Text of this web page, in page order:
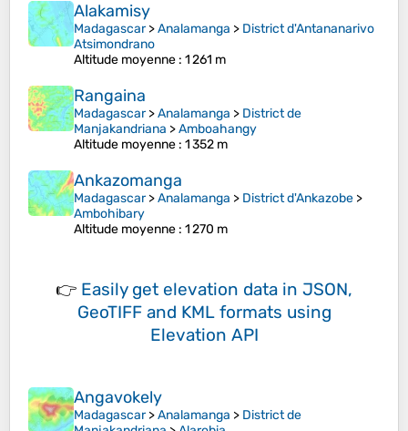
Alakamisy
Madagascar>Analamanga > District d'Antananarivo
Atsimondrano
Altitude moyenne : 1 261 m
Rangaina
Madagascar>Analamanga > District de
Manjakandriana >Amboahangy
Altitude moyenne : 1 352 m
Ankazomanga
Madagascar>Analamanga > District d'Ankazobe >
Ambohibary
Altitude moyenne : 1 270 m
👉 Easily get elevation data in JSON,
GeoTIFF and KML formats using
Elevation API
Angavokely
Madagascar>Analamanga > District de